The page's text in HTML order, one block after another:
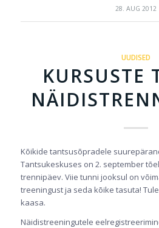
28. AUG 2012
UUDISED
KURSUSTE
Kõikide tantsusõpradele
Tantsukeskuses on 2. september
trennipäev. Viie tunni jooksul on
treeningust ja seda kõike tasuta!
kaasa.
Näidistreeningutele